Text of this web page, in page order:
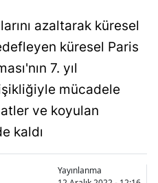
Aydın
Balıkesir
Bitlis
azaltarak küresel
küresel Paris
7. yıl
mücadele
ve koyulan
kaldı
Yayınlanma